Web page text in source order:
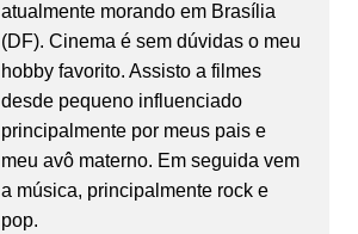
atualmente morando em Brasília
(DF). Cinema é sem dúvidas o meu
hobby favorito. Assisto a filmes
desde pequeno influenciado
principalmente por meus pais e
meu avô materno. Em seguida vem
a música, principalmente rock e
pop.